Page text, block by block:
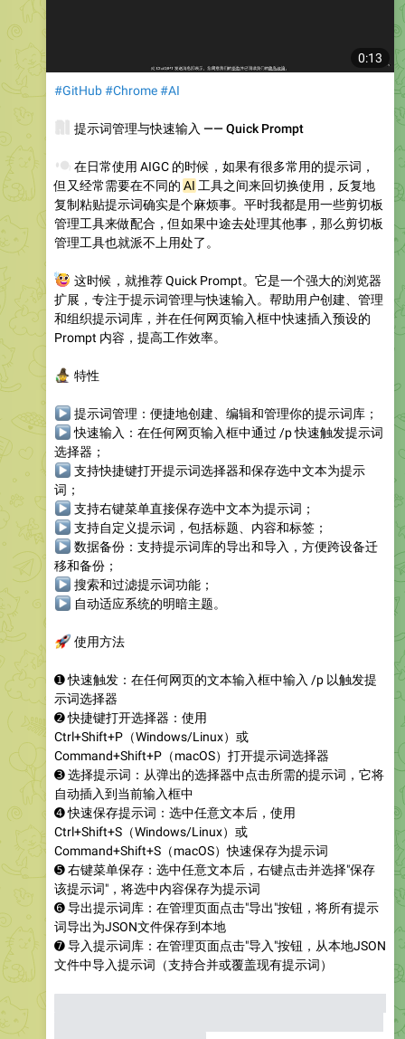
0:13
#GitHub#Chrome#AI
提示词管理与快速输入 —— Quick Prompt
在日常使用 AIGC 的时候，如果有很多常用的提示词，
但又经常需要在不同的 AI 工具之间来回切换使用，反复地
复制粘贴提示词确实是个麻烦事。平时我都是用一些剪切板
管理工具来做配合，但如果中途去处理其他事，那么剪切板
管理工具也就派不上用处了。
这时候，就推荐 Quick Prompt。它是一个强大的浏览器
扩展，专注于提示词管理与快速输入。帮助用户创建、管理
和组织提示词库，并在任何网页输入框中快速插入预设的
Prompt 内容，提高工作效率。
特性
提示词管理 ：便捷地创建、编辑和管理你的提示词库；
快速输入 ：在任何网页输入框中通过 /p 快速触发提示词
选择器；
支持快捷键打开提示词选择器和保存选中文本为提示
词；
支持右键菜单直接保存选中文本为提示词；
支持自定义提示词，包括标题、内容和标签；
数据备份：支持提示词库的导出和导入，方便跨设备迁
移和备份；
搜索和过滤提示词功能；
自动适应系统的明暗主题。
使用方法
➊ 快速触发：在任何网页的文本输入框中输入 /p 以触发提
示词选择器
➋ 快捷键打开选择器：使用
Ctrl+Shift+P（Windows/Linux）或
Command+Shift+P（macOS）打开提示词选择器
➌ 选择提示词：从弹出的选择器中点击所需的提示词，它将
自动插入到当前输入框中
➍ 快速保存提示词：选中任意文本后，使用
Ctrl+Shift+S（Windows/Linux）或
Command+Shift+S（macOS）快速保存为提示词
➎ 右键菜单保存：选中任意文本后，右键点击并选择"保存
该提示词"，将选中内容保存为提示词
➏ 导出提示词库：在管理页面点击"导出"按钮，将所有提示
词导出为JSON文件保存到本地
➐ 导入提示词库：在管理页面点击"导入"按钮，从本地JSON
文件中导入提示词（支持合并或覆盖现有提示词）